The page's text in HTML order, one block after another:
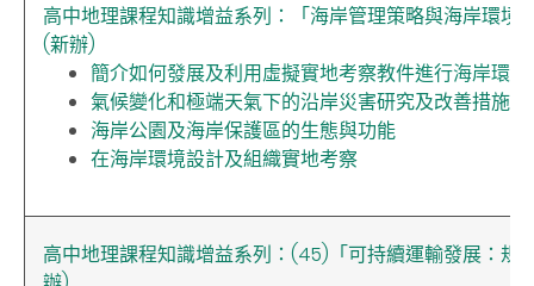
高中地理課程知識增益系列：「海岸管理策略與海岸環境
(新辦)
簡介如何發展及利用虛擬實地考察教件進行海岸環
氣候變化和極端天氣下的沿岸災害研究及改善措施
海岸公園及海岸保護區的生態與功能
在海岸環境設計及組織實地考察
高中地理課程知識增益系列：(45)「可持續運輸發展：規